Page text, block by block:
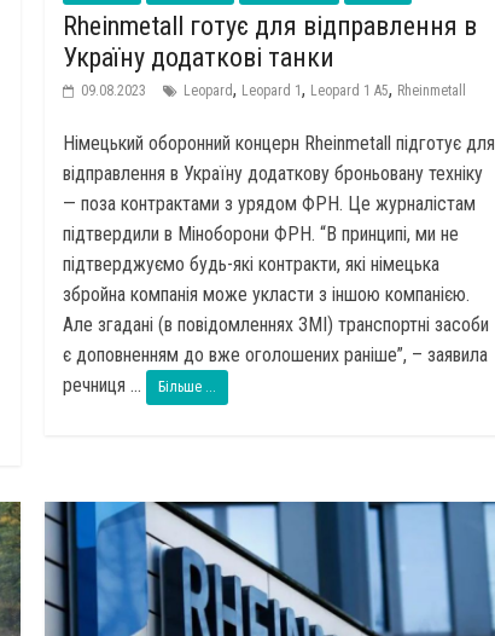
Rheinmetall готує для відправлення в
Україну додаткові танки
09.08.2023 Leopard, Leopard 1, Leopard 1 A5, Rheinmetall
Німецький оборонний концерн Rheinmetall підготує для
відправлення в Україну додаткову броньовану техніку
— поза контрактами з урядом ФРН. Це журналістам
підтвердили в Міноборони ФРН. “В принципі, ми не
підтверджуємо будь-які контракти, які німецька
збройна компанія може укласти з іншою компанією.
Але згадані (в повідомленнях ЗМІ) транспортні засоби
є доповненням до вже оголошених раніше”, – заявила
речниця ...
Більше ...